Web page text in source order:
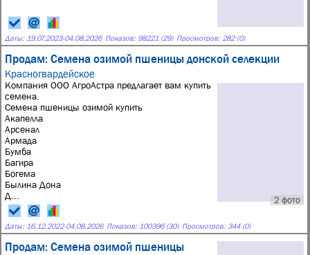
Даты: 19.07.2023-04.08.2026 Показов: 98221 (29) Просмотров: 282 (0)
Продам: Семена озимой пшеницы донской селекции
Красногвардейское
2 фото
Компания ООО АгроАстра предлагает вам купить
семена.
Семена пшеницы озимой купить
Акапелла
Арсенал
Армада
Бумба
Багира
Богема
Былина Дона
Д...
Даты: 16.12.2022-04.08.2026 Показов: 100396 (30) Просмотров: 344 (0)
Продам: Семена озимой пшеницы